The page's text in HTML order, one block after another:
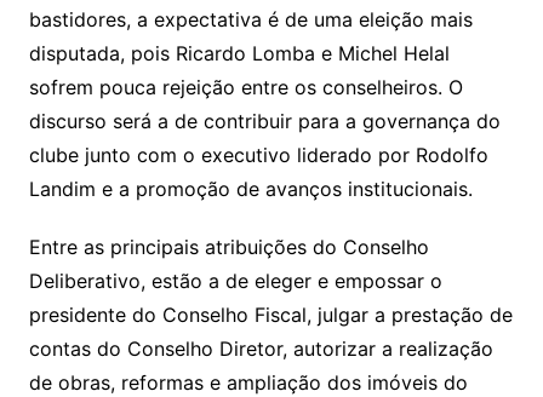
bastidores, a expectativa é de uma eleição mais
disputada, pois Ricardo Lomba e Michel Helal
sofrem pouca rejeição entre os conselheiros. O
discurso será a de contribuir para a governança do
clube junto com o executivo liderado por Rodolfo
Landim e a promoção de avanços institucionais.
Entre as principais atribuições do Conselho
Deliberativo, estão a de eleger e empossar o
presidente do Conselho Fiscal, julgar a prestação de
contas do Conselho Diretor, autorizar a realização
de obras, reformas e ampliação dos imóveis do